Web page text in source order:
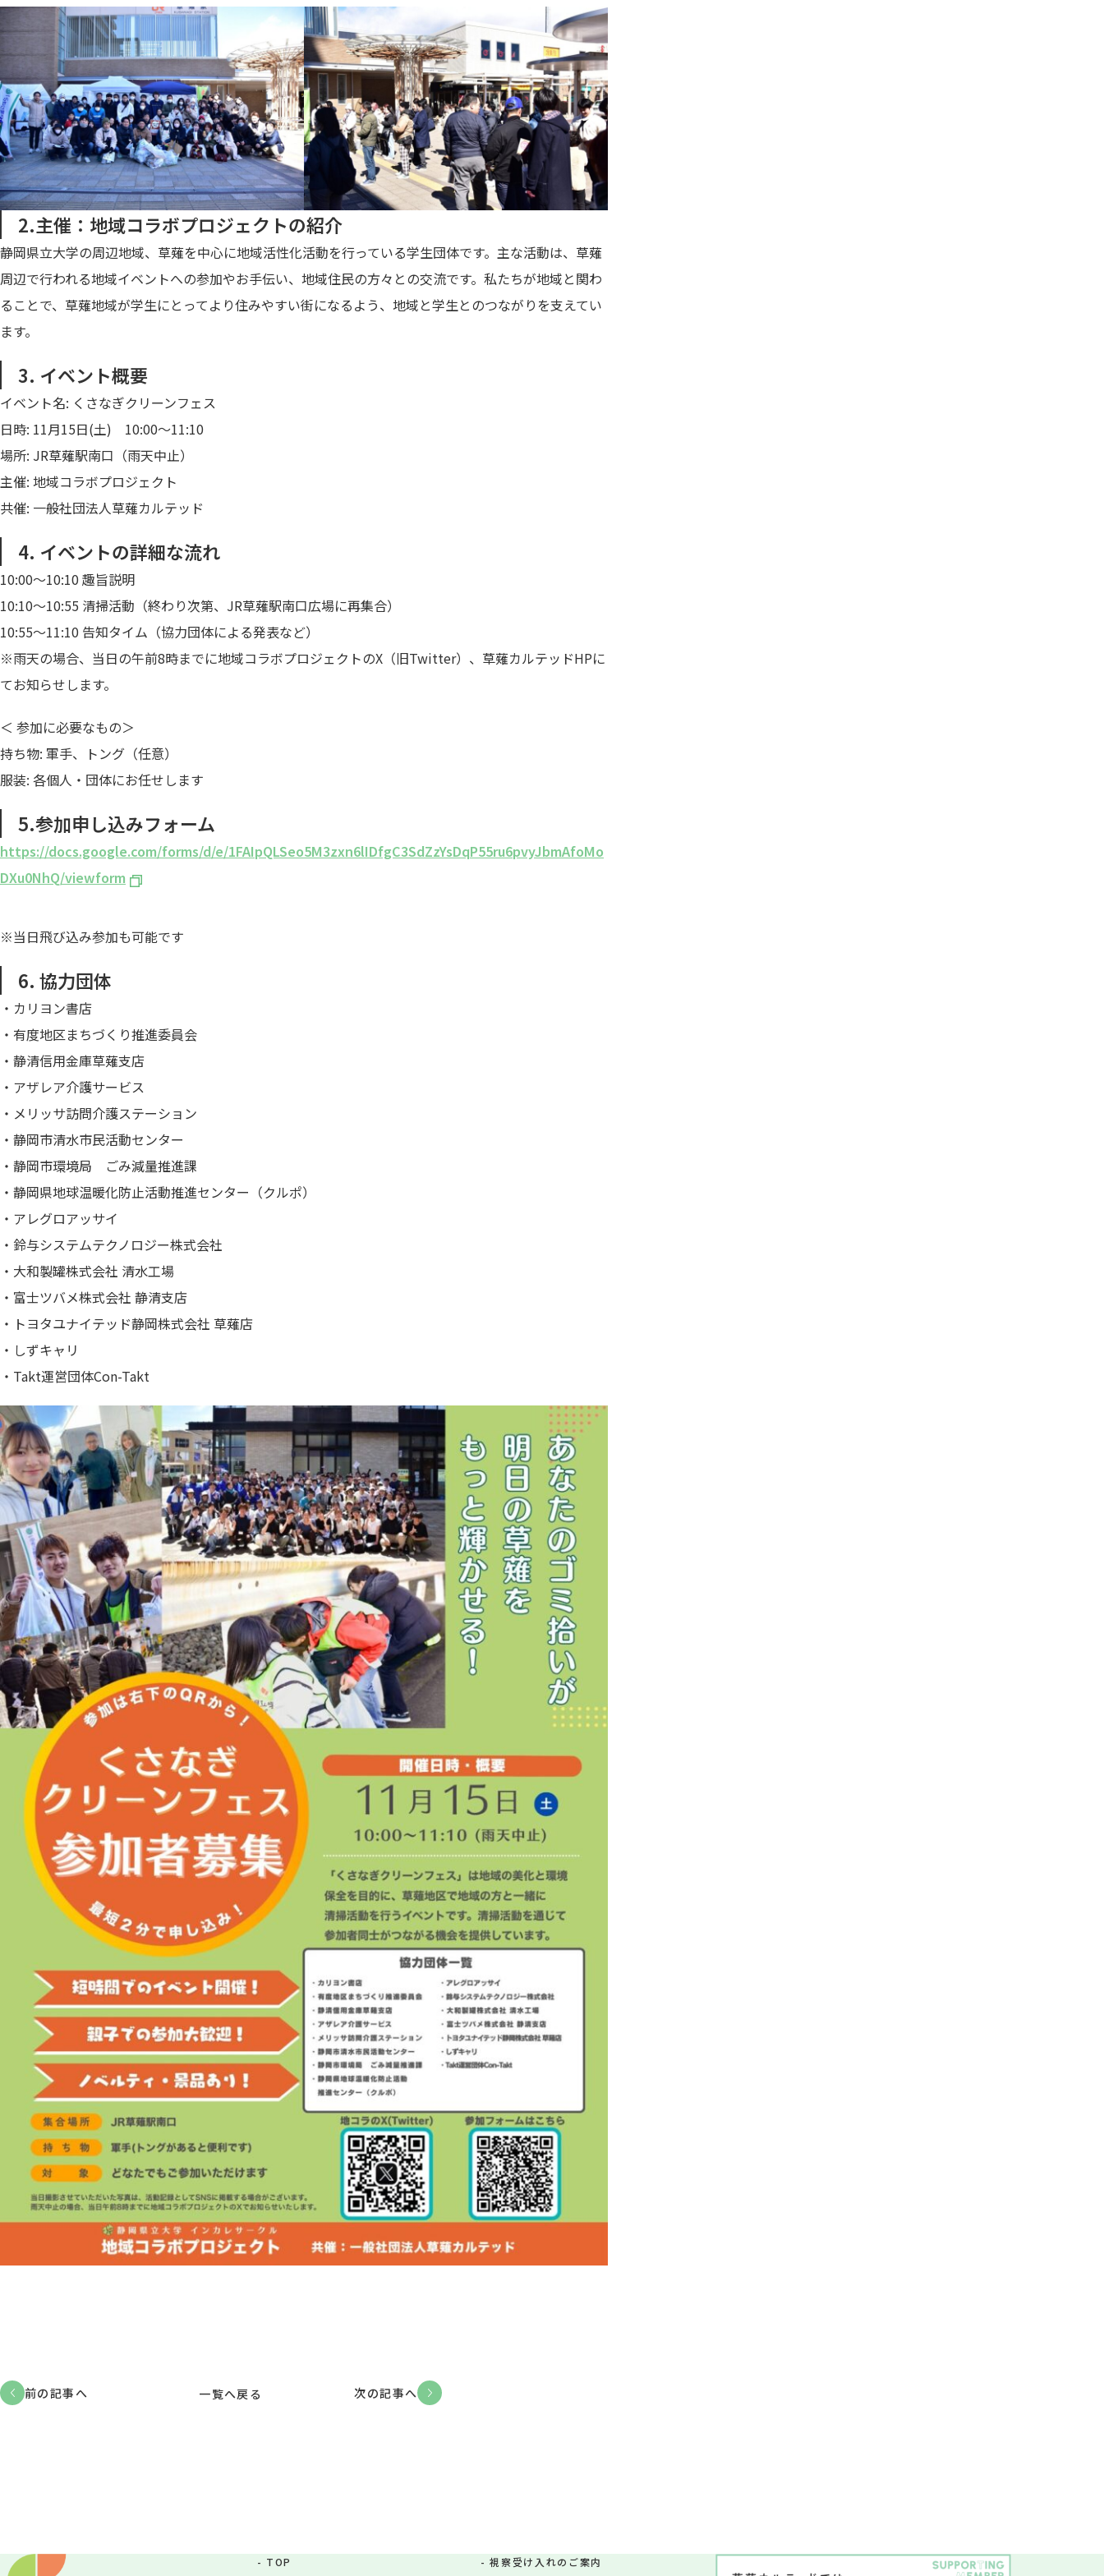
2.主催：地域コラボプロジェクトの紹介
静岡県立大学の周辺地域、草薙を中心に地域活性化活動を行っている学生団体です。主な活動は、草薙
周辺で行われる地域イベントへの参加やお手伝い、地域住民の方々との交流です。私たちが地域と関わ
ることで、草薙地域が学生にとってより住みやすい街になるよう、地域と学生とのつながりを支えてい
ます。
3. イベント概要
イベント名: くさなぎクリーンフェス
日時: 11月15日(土) 10:00〜11:10
場所: JR草薙駅南口（雨天中止）
主催: 地域コラボプロジェクト
共催: 一般社団法人草薙カルテッド
4. イベントの詳細な流れ
10:00〜10:10 趣旨説明
10:10〜10:55 清掃活動（終わり次第、JR草薙駅南口広場に再集合）
10:55〜11:10 告知タイム（協力団体による発表など）
※雨天の場合、当日の午前8時までに地域コラボプロジェクトのX（旧Twitter）、草薙カルテッドHPに
てお知らせします。
＜ 参加に必要なもの＞
持ち物: 軍手、トング（任意）
服装: 各個人・団体にお任せします
5.参加申し込みフォーム
https://docs.google.com/forms/d/e/1FAIpQLSeo5M3zxn6lIDfgC3SdZzYsDqP55ru6pvyJbmAfoMo
DXu0NhQ/viewform
※当日飛び込み参加も可能です
6. 協力団体
・カリヨン書店
・有度地区まちづくり推進委員会
・静清信用金庫草薙支店
・アザレア介護サービス
・メリッサ訪問介護ステーション
・静岡市清水市民活動センター
・静岡市環境局 ごみ減量推進課
・静岡県地球温暖化防止活動推進センター（クルポ）
・アレグロアッサイ
・鈴与システムテクノロジー株式会社
・大和製罐株式会社 清水工場
・富士ツバメ株式会社 静清支店
・トヨタユナイテッド静岡株式会社 草薙店
・しずキャリ
・Takt運営団体Con-Takt
前の記事へ 一覧へ戻る 次の記事へ
TOP 視察受け入れのご案内